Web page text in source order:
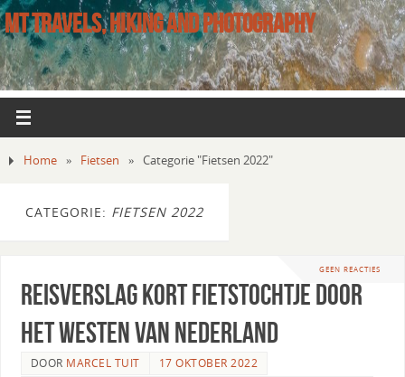
MT TRAVELS, HIKING AND PHOTOGRAPHY
Home » Fietsen » Categorie "Fietsen 2022"
CATEGORIE: FIETSEN 2022
GEEN REACTIES
Reisverslag kort fietstochtje door
het Westen van Nederland
DOOR MARCEL TUIT
17 OKTOBER 2022